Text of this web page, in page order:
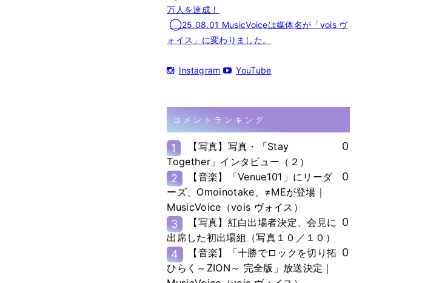
万人を達成！
◯25.08.01 MusicVoiceは媒体名が「vois ヴ
ォイス」に変わりました。
Instagram YouTube
コメントランキング
1
【写真】写真・「Stay
Together」インタビュー（２）
0
2
【音楽】「Venue101」にリーダ
ーズ、Omoinotake、≠MEが登場｜
MusicVoice（vois ヴォイス）
0
3
【写真】紅白出場者決定、会見に
出席した初出場組（写真１０／１０）
0
4
【音楽】「十勝でロックを切り拓
ひらく～ZION～ 完全版」放送決定｜
0